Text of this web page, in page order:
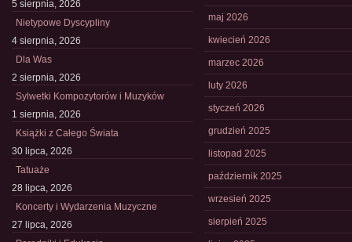
5 sierpnia, 2026
Nietypowe Dyscypliny
4 sierpnia, 2026
Dla Was
2 sierpnia, 2026
Sylwetki Kompozytorów i Muzyków
1 sierpnia, 2026
Książki z Całego Świata
30 lipca, 2026
Tatuaże
28 lipca, 2026
Koncerty i Wydarzenia Muzyczne
27 lipca, 2026
maj 2026
kwiecień 2026
marzec 2026
luty 2026
styczeń 2026
grudzień 2025
listopad 2025
październik 2025
wrzesień 2025
sierpień 2025